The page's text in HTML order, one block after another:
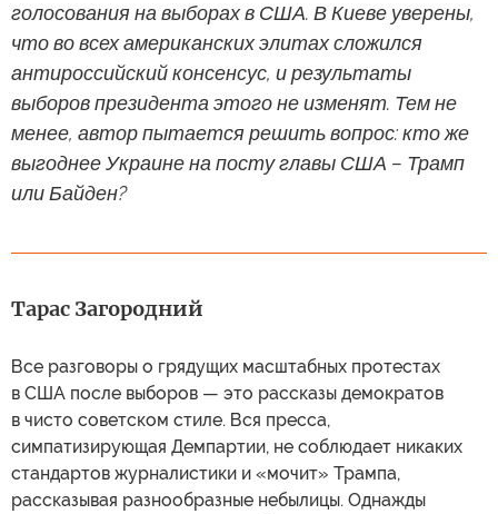
голосования на выборах в США. В Киеве уверены,
что во всех американских элитах сложился
антироссийский консенсус, и результаты
выборов президента этого не изменят. Тем не
менее, автор пытается решить вопрос: кто же
выгоднее Украине на посту главы США – Трамп
или Байден?
Тарас Загородний
Все разговоры о грядущих масштабных протестах
в США после выборов — это рассказы демократов
в чисто советском стиле. Вся пресса,
симпатизирующая Демпартии, не соблюдает никаких
стандартов журналистики и «мочит» Трампа,
рассказывая разнообразные небылицы. Однажды